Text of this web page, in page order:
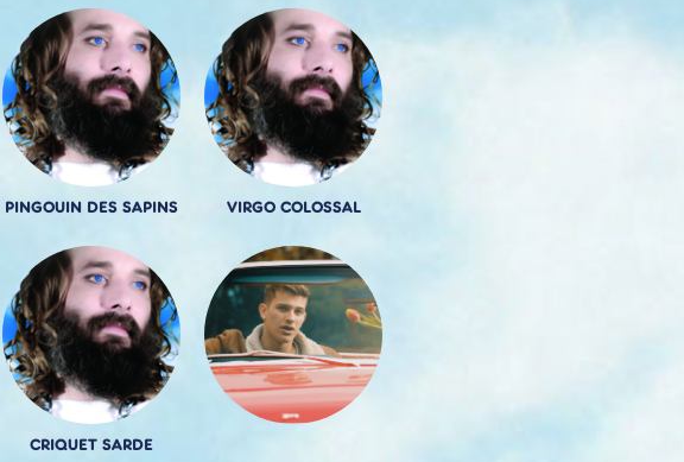
PINGOUIN DES SAPINS VIRGO COLOSSAL
CRIQUET SARDE